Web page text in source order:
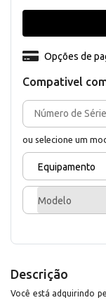
Compativel
ou selecione um
Equipamento
Modelo
Opções de
Descrição
Você está adquirindo